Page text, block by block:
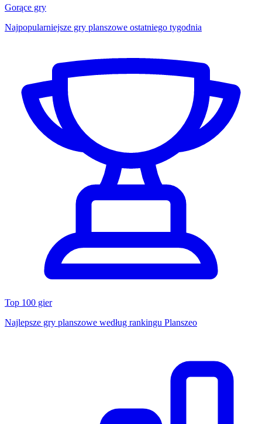
Gorące gry
Najpopularniejsze gry planszowe ostatniego tygodnia
Top 100 gier
Najlepsze gry planszowe według rankingu Planszeo